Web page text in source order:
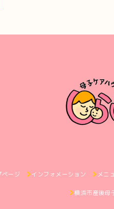
ページ インフォメーション メニ
横浜市産後母